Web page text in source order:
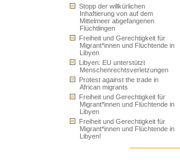
Stopp der willkürlichen
Inhaftierung von auf dem
Mittelmeer abgefangenen
Flüchtlingen
Freiheit und Gerechtigkeit für
Migrant*innen und Flüchtende in
Libyen
Libyen: EU unterstützt
Menschenrechtsverletzungen
Protest against the trade in
African migrants
Freiheit und Gerechtigkeit für
Migrant*innen und Flüchtende in
Libyen
Freiheit und Gerechtigkeit für
Migrant*innen und Flüchtende in
Libyen!